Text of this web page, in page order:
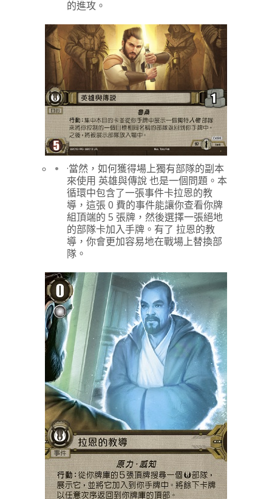
的進攻。
·當然，如何獲得場上獨有部隊的副本
來使用 英雄與傳說 也是一個問題。本
循環中包含了一張事件卡拉恩的教
導，這張 0 費的事件能讓你查看你牌
組頂端的 5 張牌，然後選擇一張絕地
的部隊卡加入手牌。有了 拉恩的教
導，你會更加容易地在戰場上替換部
隊。